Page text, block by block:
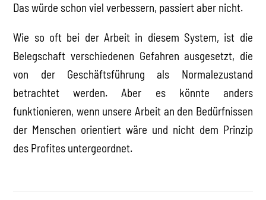
Das würde schon viel verbessern, passiert aber nicht.
Wie so oft bei der Arbeit in diesem System, ist die
Belegschaft verschiedenen Gefahren ausgesetzt, die
von der Geschäftsführung als Normalezustand
betrachtet werden. Aber es könnte anders
funktionieren, wenn unsere Arbeit an den Bedürfnissen
der Menschen orientiert wäre und nicht dem Prinzip
des Profites untergeordnet.